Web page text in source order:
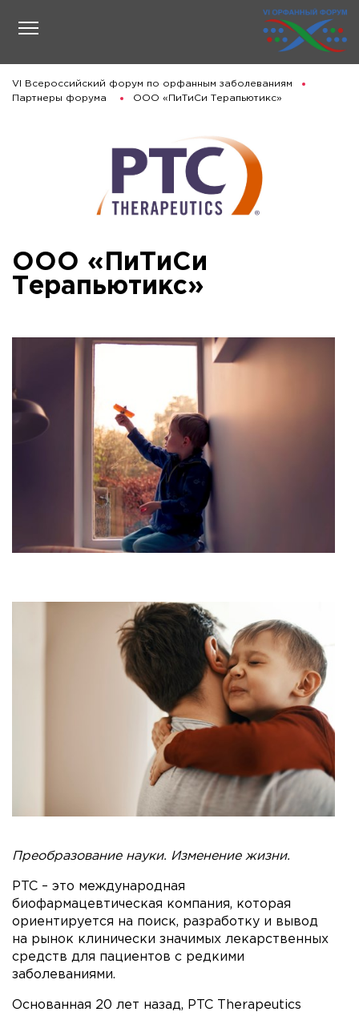
VI Всероссийский форум по орфанным заболеваниям
Партнеры форума
ООО «ПиТиСи Терапьютикс»
ООО «ПиТиСи
Терапьютикс»
Преобразование науки. Изменение жизни.
PTC – это международная
биофармацевтическая компания, которая
ориентируется на поиск, разработку и вывод
на рынок клинически значимых лекарственных
средств для пациентов с редкими
заболеваниями.
Основанная 20 лет назад, PTC Therapeutics